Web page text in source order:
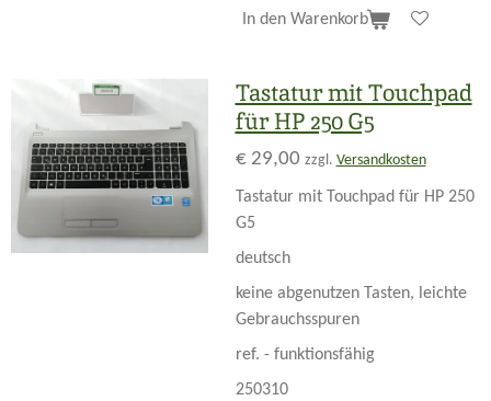
In den Warenkorb
Tastatur mit Touchpad
für HP 250 G5
€ 29,00 zzgl. Versandkosten
Tastatur mit Touchpad für HP 250
G5
deutsch
keine abgenutzen Tasten, leichte
Gebrauchsspuren
ref. - funktionsfähig
250310